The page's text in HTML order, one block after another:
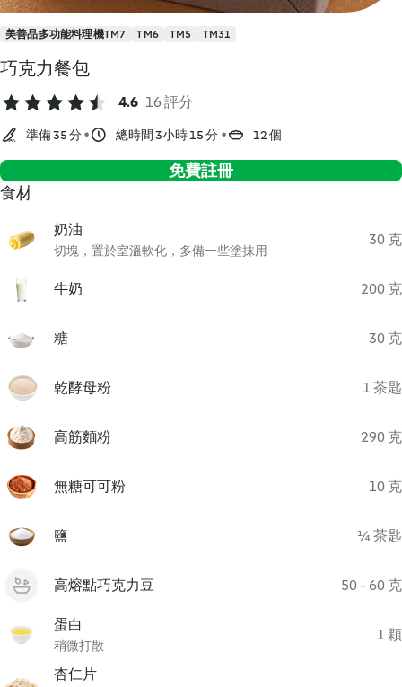
美善品多功能料理機TM7 TM6 TM5 TM31
巧克力餐包
4.6 16 評分
準備 35 分 總時間 3小時 15 分 12 個
免費註冊
食材
奶油
切塊，置於室溫軟化，多備一些塗抹用
30 克
牛奶 200 克
糖 30 克
乾酵母粉 1 茶匙
高筋麵粉 290 克
無糖可可粉 10 克
鹽 ¼ 茶匙
高熔點巧克力豆 50 - 60 克
蛋白
稍微打散
1 顆
杏仁片